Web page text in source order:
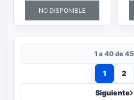
NO DISPONIBLE
1 a 40 de 45
1 2
Siguiente